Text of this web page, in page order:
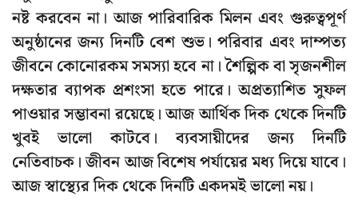
নষ্ট করবেন না। আজ পারিবারিক মিলন এবং গুরুত্বপূর্ণ
অনুষ্ঠানের জন্য দিনটি বেশ শুভ। পরিবার এবং দাম্পত্য
জীবনে কোনোরকম সমস্যা হবে না। শৈল্পিক বা সৃজনশীল
দক্ষতার ব্যাপক প্রশংসা হতে পারে। অপ্রত্যাশিত সুফল
পাওয়ার সম্ভাবনা রয়েছে। আজ আর্থিক দিক থেকে দিনটি
খুবই ভালো কাটবে। ব্যবসায়ীদের জন্য দিনটি
নেতিবাচক। জীবন আজ বিশেষ পর্যায়ের মধ্য দিয়ে যাবে।
আজ স্বাস্থ্যের দিক থেকে দিনটি একদমই ভালো নয়।